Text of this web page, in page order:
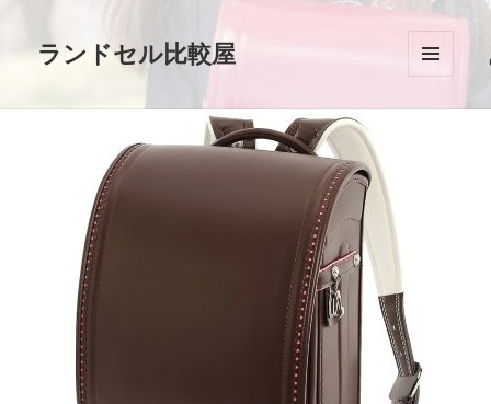
ランドセル比較屋
ーとウ